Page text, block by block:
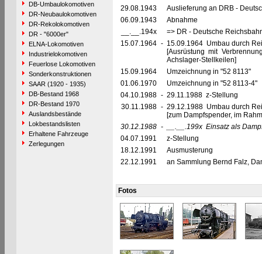
DB-Umbaulokomotiven
DR-Neubaulokomotiven
DR-Rekolokomotiven
DR - "6000er"
ELNA-Lokomotiven
Industrielokomotiven
Feuerlose Lokomotiven
Sonderkonstruktionen
SAAR (1920 - 1935)
DB-Bestand 1968
DR-Bestand 1970
Auslandsbestände
Lokbestandslisten
Erhaltene Fahrzeuge
Zerlegungen
29.08.1943
Auslieferung an DRB -
06.09.1943
Abnahme
__.__.194x
=> DR - Deutsche
15.07.1964 - 15.09.1964 Umbau durch
[Ausrüstung mit
Achslager-Stellkeilen]
15.09.1964
Umzeichnung in "52 8113"
01.06.1970
Umzeichnung in "52 8113-4"
04.10.1988 - 29.11.1988 z-Stellung
30.11.1988 - 29.12.1988 Umbau durch
[zum Dampfspender, im
30.12.1988 - __.__.199x Einsatz als
04.07.1991
z-Stellung
18.12.1991
Ausmusterung
22.12.1991
an Sammlung Bernd Falz,
Fotos